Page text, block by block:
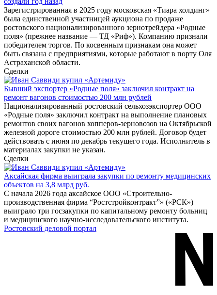
Зарегистрированная в 2025 году московская «Тиара холдинг»
была единственной участницей аукциона по продаже
ростовского национализированного зернотрейдера «Родные
поля» (прежнее название — ТД «Риф»). Компанию признали
победителем торгов. По косвенным признакам она может
быть связана с предприятиями, которые работают в порту Оля
Астраханской области.
Сделки
Бывший экспортер «Родные поля» заключил контракт на
ремонт вагонов стоимостью 200 млн рублей
Национализированный ростовский сельхозэкспортер ООО
«Родные поля» заключил контракт на выполнение плановых
ремонтов своих вагонов хопперов-зерновозов на Октябрьской
железной дороге стоимостью 200 млн рублей. Договор будет
действовать с июня по декабрь текущего года. Исполнитель в
материалах закупки не указан.
Сделки
Аксайская фирма выиграла закупки по ремонту медицинских
объектов на 3,8 млрд руб.
С начала 2026 года аксайское ООО «Строительно-
производственная фирма “Ростстройконтракт”» («РСК»)
выиграло три госзакупки по капитальному ремонту больниц
и медицинского научно-исследовательского института.
Ростовский деловой портал